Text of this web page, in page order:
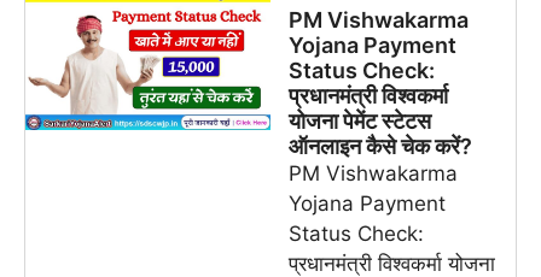
PM Vishwakarma
Yojana Payment
Status Check:
प्रधानमंत्री विश्वकर्मा
योजना पेमेंट स्टेटस
ऑनलाइन कैसे चेक करें?
PM Vishwakarma
Yojana Payment
Status Check:
प्रधानमंत्री विश्वकर्मा योजना